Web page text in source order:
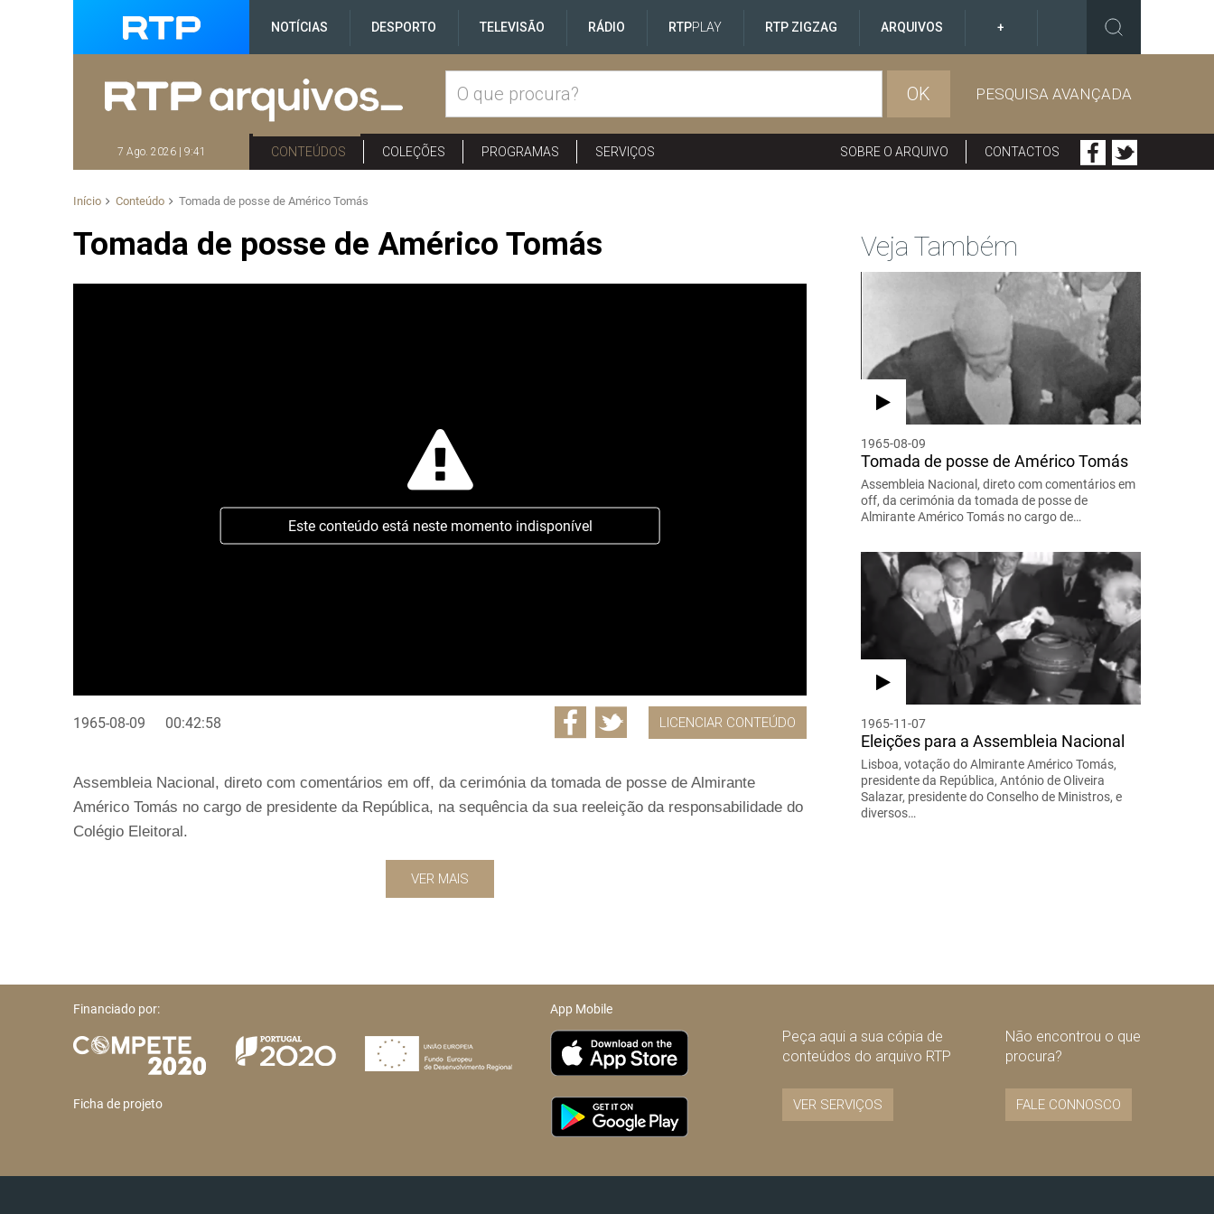
NOTÍCIAS DESPORTO TELEVISÃO RÁDIO RTPPLAY RTP ZIGZAG ARQUIVOS +
OK PESQUISA AVANÇADA
7 Ago. 2026 | 9:41 CONTEÚDOS COLEÇÕES PROGRAMAS SERVIÇOS SOBRE O ARQUIVO CONTACTOS
Início Conteúdo Tomada de posse de Américo Tomás
Tomada de posse de Américo Tomás
Este conteúdo está neste momento indisponível
1965-08-09 00:42:58 LICENCIAR CONTEÚDO
Assembleia Nacional, direto com comentários em off, da cerimónia da tomada de posse de Almirante
Américo Tomás no cargo de presidente da República, na sequência da sua reeleição da responsabilidade do
Colégio Eleitoral.
VER MAIS
Veja Também
1965-08-09
Tomada de posse de Américo Tomás
Assembleia Nacional, direto com comentários em
off, da cerimónia da tomada de posse de
Almirante Américo Tomás no cargo de…
1965-11-07
Eleições para a Assembleia Nacional
Lisboa, votação do Almirante Américo Tomás,
presidente da República, António de Oliveira
Salazar, presidente do Conselho de Ministros, e
diversos…
Financiado por:
Ficha de projeto
App Mobile
Peça aqui a sua cópia de
conteúdos do arquivo RTP
VER SERVIÇOS
Não encontrou o que
procura?
FALE CONNOSCO